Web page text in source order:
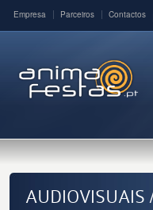
Empresa Parceiros Contactos
AUDIOVISUAIS